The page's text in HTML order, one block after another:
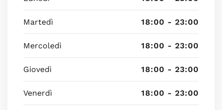
Martedì 18:00 - 23:00
Mercoledì 18:00 - 23:00
Giovedì 18:00 - 23:00
Venerdì 18:00 - 23:00